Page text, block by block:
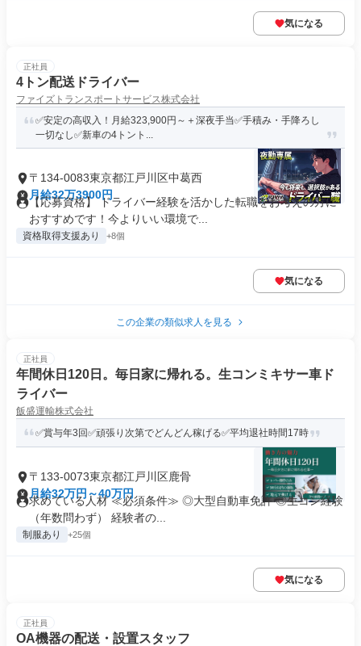
気になる
正社員
4トン配送ドライバー
ファイズトランスポートサービス株式会社
✅安定の高収入！月給323,900円～＋深夜手当✅手積み・手降ろし
一切なし✅新車の4トント...
〒134-0083東京都江戸川区中葛西
月給32万3900円
【応募資格】 ドライバー経験を活かした転職をお考えの方に
おすすめです！今よりいい環境で...
資格取得支援あり +8個
気になる
この企業の類似求人を見る
正社員
年間休日120日。毎日家に帰れる。生コンミキサー車ド
ライバー
飯盛運輸株式会社
✅賞与年3回✅頑張り次第でどんどん稼げる✅平均退社時間17時
〒133-0073東京都江戸川区鹿骨
月給32万円～40万円
求めている人材 ≪必須条件≫ ◎大型自動車免許 ◎生コン経験
（年数問わず） 経験者の...
制服あり +25個
気になる
正社員
OA機器の配送・設置スタッフ